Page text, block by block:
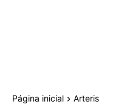
Página inicial Arteris